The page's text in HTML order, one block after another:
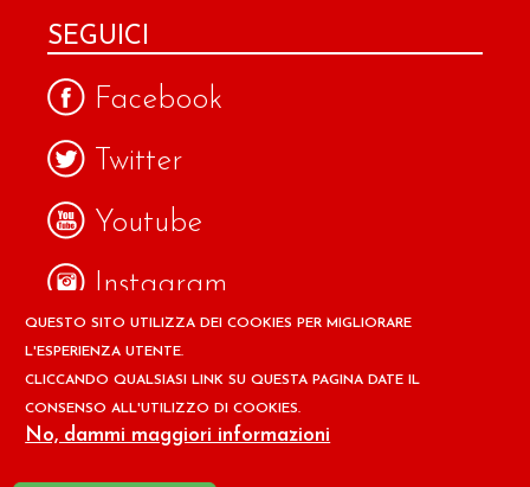
SEGUICI
Facebook
Twitter
Youtube
Instagram
Google
Copyright © 2026 Il design ed i contenuti del sito
www.ilpapaverorossoweb.it
per la Difesa dell'Ambiente e della Salute ADAS
QUESTO SITO UTILIZZA DEI COOKIES PER MIGLIORARE
L'ESPERIENZA UTENTE.
CLICCANDO QUALSIASI LINK SU QUESTA PAGINA DATE IL
CONSENSO ALL'UTILIZZO DI COOKIES.
No, dammi maggiori informazioni